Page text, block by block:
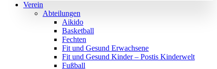
Verein
Abteilungen
Aikido
Basketball
Fechten
Fit und Gesund Erwachsene
Fit und Gesund Kinder – Postis Kinderwelt
Fußball